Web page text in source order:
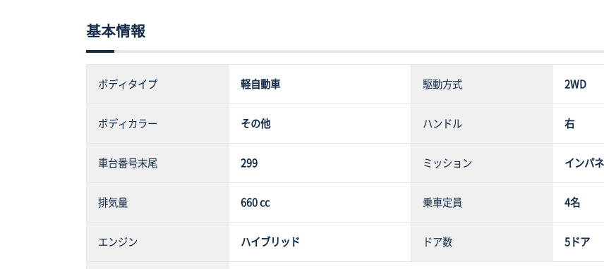
基本情報
ボディタイプ 軽自動車 駆動方式 2WD
ボディカラー その他 ハンドル 右
車台番号末尾 299 ミッション インパ
排気量 660 cc 乗車定員 4名
エンジン ハイブリッド ドア数 5ドア